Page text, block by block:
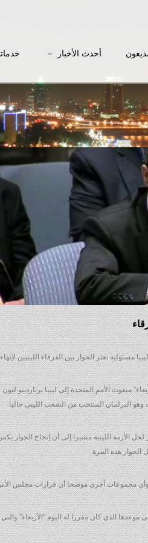
أحدث الأخبار
تعثر الحوار بين الفرقاء الليبيين لإنهاء
مبعوث الأمم المتحدة إلى ليبيا برناردينو
البرلمان المنتخب من الشعب الليبي حاليا.
الأزمة الليبية مشيرا إلى أن إنجاح الحوار
الحوار هذه المرة.
وأي مجموعات أخرى موضحا أن قرارات مجلس
الذي كان مقررا له اليوم “الأربعاء” والتي